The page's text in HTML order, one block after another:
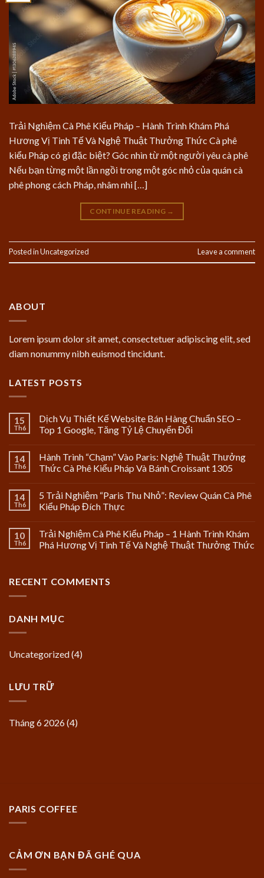
Trải Nghiệm Cà Phê Kiểu Pháp – Hành Trình Khám Phá
Hương Vị Tinh Tế Và Nghệ Thuật Thưởng Thức Cà phê
kiểu Pháp có gì đặc biệt? Góc nhìn từ một người yêu cà phê
Nếu bạn từng một lần ngồi trong một góc nhỏ của quán cà
phê phong cách Pháp, nhâm nhi […]
CONTINUE READING →
Posted inUncategorized Leave a comment
ABOUT
Lorem ipsum dolor sit amet, consectetuer adipiscing elit, sed
diam nonummy nibh euismod tincidunt.
LATEST POSTS
15
Th6
Dịch Vụ Thiết Kế Website Bán Hàng Chuẩn SEO –
Top 1 Google, Tăng Tỷ Lệ Chuyển Đổi
14
Th6
Hành Trình “Chạm” Vào Paris: Nghệ Thuật Thưởng
Thức Cà Phê Kiểu Pháp Và Bánh Croissant 1305
14
Th6
5 Trải Nghiệm “Paris Thu Nhỏ”: Review Quán Cà Phê
Kiểu Pháp Đích Thực
10
Th6
Trải Nghiệm Cà Phê Kiểu Pháp – 1 Hành Trình Khám
Phá Hương Vị Tinh Tế Và Nghệ Thuật Thưởng Thức
RECENT COMMENTS
DANH MỤC
Uncategorized(4)
LƯU TRỮ
Tháng 6 2026(4)
PARIS COFFEE
CẢM ƠN BẠN ĐÃ GHÉ QUA